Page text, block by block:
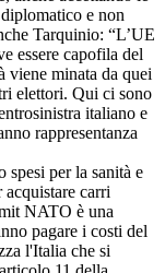
e non
Tarquinio: “L’UE
essere capofila del
viene minata da quei
elettori. Qui ci sono
italiano e
rappresentanza
spesi per la sanità e
carri
NATO è una
pagare i costi del
l'Italia che si